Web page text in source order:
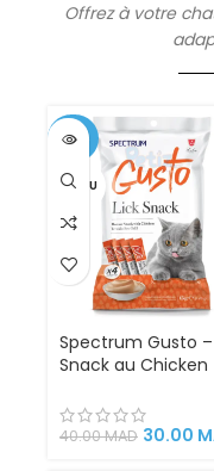
Offrez à votre
-25%
VENDU
Spectrum Gusto –
Snack au Chicken
Liquide
40.00MAD 30.00